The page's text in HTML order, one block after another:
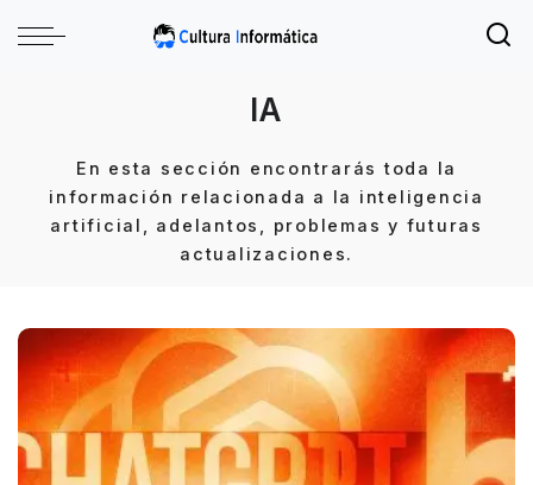
IA
En esta sección encontrarás toda la
información relacionada a la inteligencia
artificial, adelantos, problemas y futuras
actualizaciones.